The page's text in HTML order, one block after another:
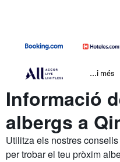
...i més
Informació
albergs a
Utilitza els nostres
per trobar el teu pròxim